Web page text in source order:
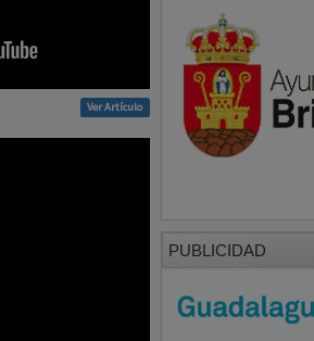
Ver Artículo
PUBLICIDAD